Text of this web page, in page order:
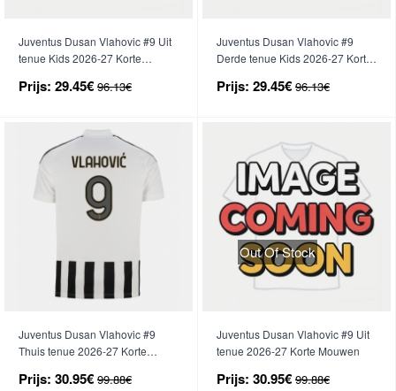
Juventus Dusan Vlahovic #9 Uit
tenue Kids 2026-27 Korte
Prijs: 29.45€ 96.13€
Juventus Dusan Vlahovic #9
Derde tenue Kids 2026-27 Korte
Prijs: 29.45€ 96.13€
Juventus Dusan Vlahovic #9
Thuis tenue 2026-27 Korte
Prijs: 30.95€ 99.88€
Out Of Stock
Juventus Dusan Vlahovic #9 Uit
tenue 2026-27 Korte Mouwen
Prijs: 30.95€ 99.88€